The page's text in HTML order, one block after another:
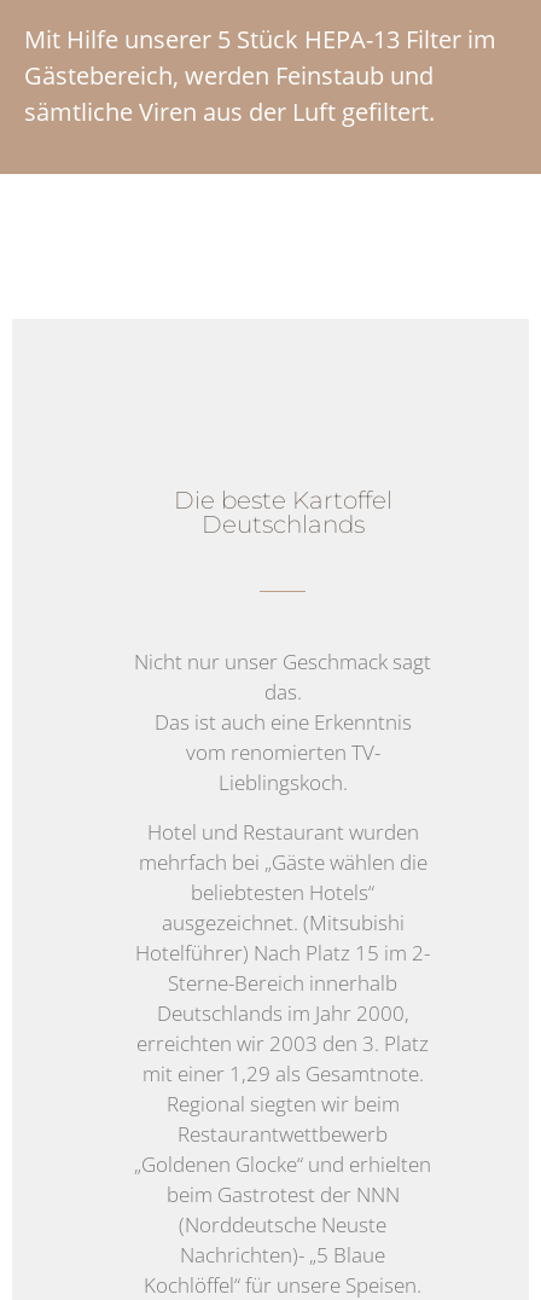
Mit Hilfe unserer 5 Stück HEPA-13 Filter im
Gästebereich, werden Feinstaub und
sämtliche Viren aus der Luft gefiltert.
Die beste Kartoffel
Deutschlands
Nicht nur unser Geschmack sagt
das.
Das ist auch eine Erkenntnis
vom renomierten TV-
Lieblingskoch.
Hotel und Restaurant wurden
mehrfach bei „Gäste wählen die
beliebtesten Hotels“
ausgezeichnet. (Mitsubishi
Hotelführer) Nach Platz 15 im 2-
Sterne-Bereich innerhalb
Deutschlands im Jahr 2000,
erreichten wir 2003 den 3. Platz
mit einer 1,29 als Gesamtnote.
Regional siegten wir beim
Restaurantwettbewerb
„Goldenen Glocke“ und erhielten
beim Gastrotest der NNN
(Norddeutsche Neuste
Nachrichten)- „5 Blaue
Kochlöffel“ für unsere Speisen.